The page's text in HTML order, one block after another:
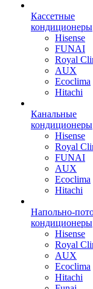
Кассетные
кондиционеры
Hisense
FUNAI
Royal
AUX
Ecoclima
Hitachi
Канальные
кондиционеры
Hisense
Royal
FUNAI
AUX
Ecoclima
Hitachi
Напольно-
кондиционеры
Hisense
Royal
AUX
Ecoclima
Hitachi